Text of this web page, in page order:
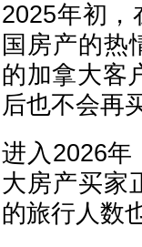
2025年初
国房产的热
的加拿大客
后也不会再
进入2026年
大房产买家
的旅行人数